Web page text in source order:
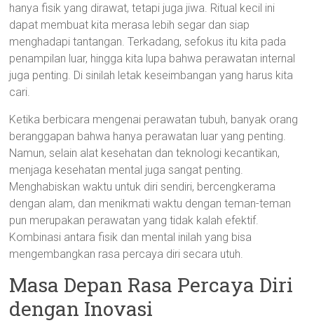
hanya fisik yang dirawat, tetapi juga jiwa. Ritual kecil ini
dapat membuat kita merasa lebih segar dan siap
menghadapi tantangan. Terkadang, sefokus itu kita pada
penampilan luar, hingga kita lupa bahwa perawatan internal
juga penting. Di sinilah letak keseimbangan yang harus kita
cari.
Ketika berbicara mengenai perawatan tubuh, banyak orang
beranggapan bahwa hanya perawatan luar yang penting.
Namun, selain alat kesehatan dan teknologi kecantikan,
menjaga kesehatan mental juga sangat penting.
Menghabiskan waktu untuk diri sendiri, bercengkerama
dengan alam, dan menikmati waktu dengan teman-teman
pun merupakan perawatan yang tidak kalah efektif.
Kombinasi antara fisik dan mental inilah yang bisa
mengembangkan rasa percaya diri secara utuh.
Masa Depan Rasa Percaya Diri
dengan Inovasi